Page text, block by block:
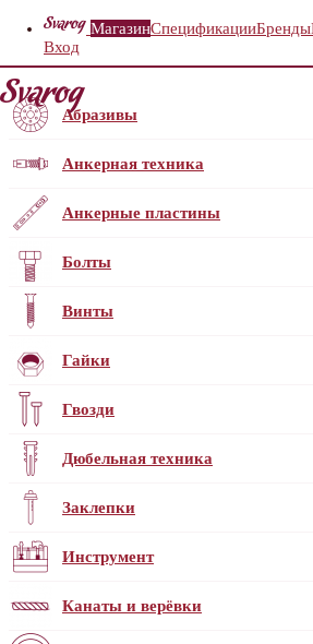
МагазинСпецификацииБренды
Вход
Абразивы
Анкерная техника
Анкерные пластины
Болты
Винты
Гайки
Гвозди
Дюбельная техника
Заклепки
Инструмент
Канаты и верёвки